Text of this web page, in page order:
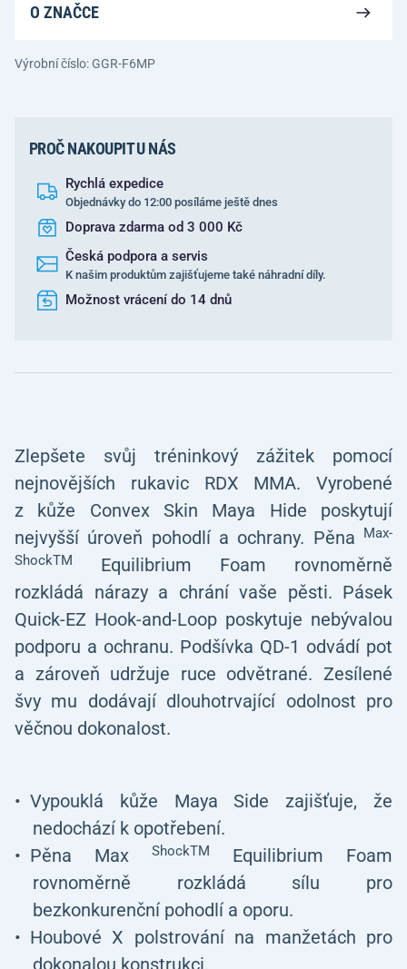
O ZNAČCE
Výrobní číslo: GGR-F6MP
PROČ NAKOUPIT U NÁS
Rychlá expedice
Objednávky do 12:00 posíláme ještě dnes
Doprava zdarma od 3 000 Kč
Česká podpora a servis
K našim produktům zajišťujeme také náhradní díly.
Možnost vrácení do 14 dnů
Zlepšete svůj tréninkový zážitek pomocí
nejnovějších rukavic RDX MMA. Vyrobené
z kůže Convex Skin Maya Hide poskytují
nejvyšší úroveň pohodlí a ochrany. Pěna
Max-
ShockTM
Equilibrium Foam rovnoměrně
rozkládá nárazy a chrání vaše pěsti. Pásek
Quick-EZ Hook-and-Loop poskytuje nebývalou
podporu a ochranu. Podšívka QD-1 odvádí pot
a zároveň udržuje ruce odvětrané. Zesílené
švy mu dodávají dlouhotrvající odolnost pro
věčnou dokonalost.
Vypouklá kůže Maya Side zajišťuje, že
nedochází k opotřebení.
Pěna Max
ShockTM
Equilibrium Foam
rovnoměrně rozkládá sílu pro
bezkonkurenční pohodlí a oporu.
Houbové X polstrování na manžetách pro
dokonalou konstrukci.